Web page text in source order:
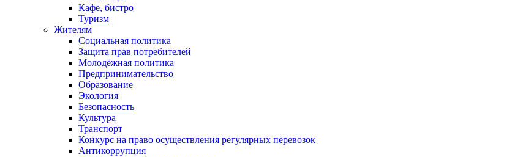
Кафе, бистро
Туризм
Жителям
Социальная политика
Защита прав потребителей
Молодёжная политика
Предпринимательство
Образование
Экология
Безопасность
Культура
Транспорт
Конкурс на право осуществления регулярных перевозок
Антикоррупция